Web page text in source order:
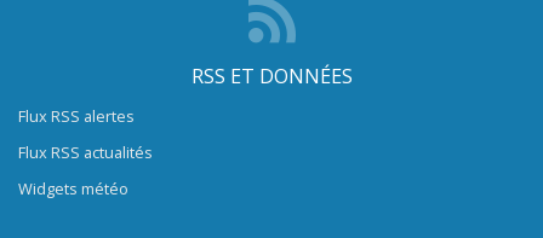
RSS ET DONNÉES
Flux RSS alertes
Flux RSS actualités
Widgets météo